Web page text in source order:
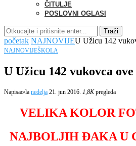
ČITULJE
POSLOVNI OGLASI
Traži
početak NAJNOVIJEU Užicu 142
NAJNOVIJEŠKOLA
U Užicu 142 vukovca ove
Napisao/la nedelja 21. jun 2016. 1,8Kpregleda
VELIKA KOLOR
NAJBOLJIH ĐAKA U